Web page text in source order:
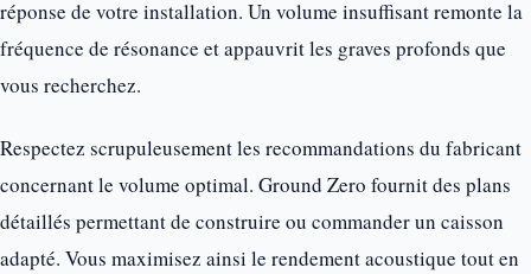
réponse de votre installation. Un volume insuffisant remonte la
fréquence de résonance et appauvrit les graves profonds que
vous recherchez.
Respectez scrupuleusement les recommandations du fabricant
concernant le volume optimal. Ground Zero fournit des plans
détaillés permettant de construire ou commander un caisson
adapté. Vous maximisez ainsi le rendement acoustique tout en